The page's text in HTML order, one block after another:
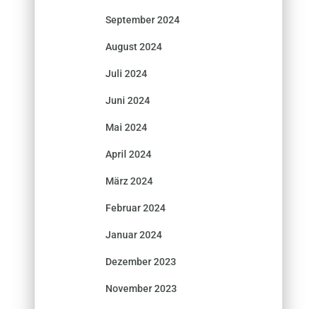
September 2024
August 2024
Juli 2024
Juni 2024
Mai 2024
April 2024
März 2024
Februar 2024
Januar 2024
Dezember 2023
November 2023